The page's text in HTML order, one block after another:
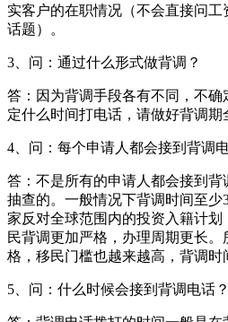
实客户的在职情况（不会直接问
话题）。
3、问：通过什么形式做背调？
答：因为背调手段各有不同，不
定什么时间打电话，请做好背调期
4、问：每个申请人都会接到背调
答：不是所有的申请人都会接到
抽查的。一般情况下背调时间至少
家反对全球范围内的投资入籍计
民背调更加严格，办理周期更长
格，移民门槛也越来越高，背调时
5、问：什么时候会接到背调电话？